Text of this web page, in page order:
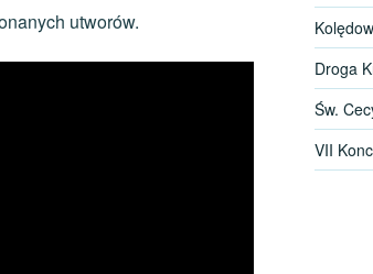
utworów.
Droga
Św.
VII